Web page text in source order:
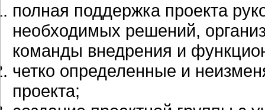
полная поддержка проекта
необходимых решений,
команды внедрения и
четко определенные и
проекта;